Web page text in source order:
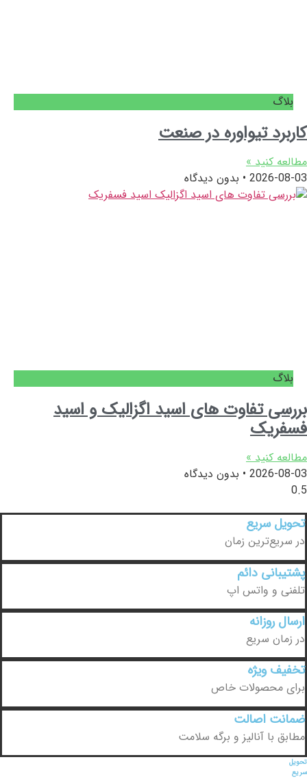
بلاگ
کاربرد تیواوره در صنعت
مطالعه کنید »
2026-08-03
بدون دیدگاه
بلاگ
بررسی تفاوت های اسید اگزالیک و اسید
فسفریک
مطالعه کنید »
2026-08-03
بدون دیدگاه
تحویل سریع
در سریع‌ترین زمان
پشتیبانی دائم
تلفنی و واتس اپ
ارسال روزانه
در زمان سریع
تخفیف ویژه
برای محصولات خاص
ضمانت اصالت
مطابق با آنالیز و برگه سلامت
تحویل
سریع